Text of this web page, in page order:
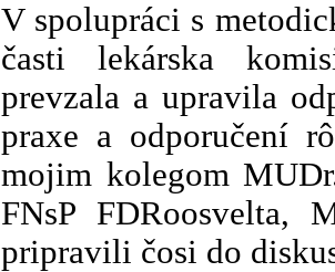
V spolupráci s
časti lekárska
prevzala a upravila
praxe a odporučení
mojim kolegom
FNsP FDRoosvelta,
pripravili čosi do